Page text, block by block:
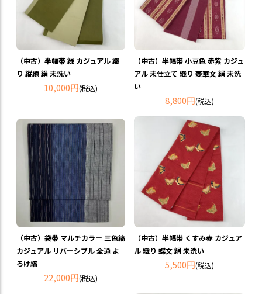
（中古）半幅帯 緑 カジュアル 織
り 縦線 絹 未洗い
10,000円(税込)
（中古）半幅帯 小豆色 赤紫 カジュ
アル 未仕立て 織り 菱華文 絹 未洗
い
8,800円(税込)
（中古）袋帯 マルチカラー 三色縞
カジュアル リバーシブル 全通 よ
ろけ縞
22,000円(税込)
（中古）半幅帯 くすみ赤 カジュア
ル 織り 蝶文 絹 未洗い
5,500円(税込)